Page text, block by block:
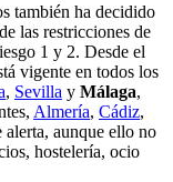
también ha decidido
las restricciones de
1 y 2. Desde el
vigente en todos los
, Sevilla y Málaga,
Almería, Cádiz,
alerta, aunque ello no
hostelería, ocio